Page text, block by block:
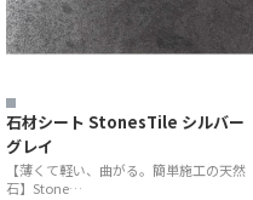
石材シート StonesTile シルバー
グレイ
【薄くて軽い、曲がる。簡単施工の天然
石】Stone…